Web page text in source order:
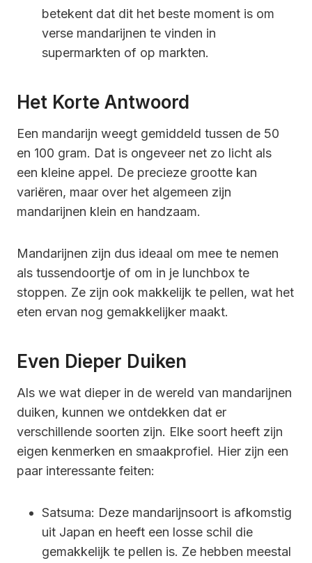
betekent dat dit het beste moment is om
verse mandarijnen te vinden in
supermarkten of op markten.
Het Korte Antwoord
Een mandarijn weegt gemiddeld tussen de 50
en 100 gram. Dat is ongeveer net zo licht als
een kleine appel. De precieze grootte kan
variëren, maar over het algemeen zijn
mandarijnen klein en handzaam.
Mandarijnen zijn dus ideaal om mee te nemen
als tussendoortje of om in je lunchbox te
stoppen. Ze zijn ook makkelijk te pellen, wat het
eten ervan nog gemakkelijker maakt.
Even Dieper Duiken
Als we wat dieper in de wereld van mandarijnen
duiken, kunnen we ontdekken dat er
verschillende soorten zijn. Elke soort heeft zijn
eigen kenmerken en smaakprofiel. Hier zijn een
paar interessante feiten:
Satsuma: Deze mandarijnsoort is afkomstig
uit Japan en heeft een losse schil die
gemakkelijk te pellen is. Ze hebben meestal